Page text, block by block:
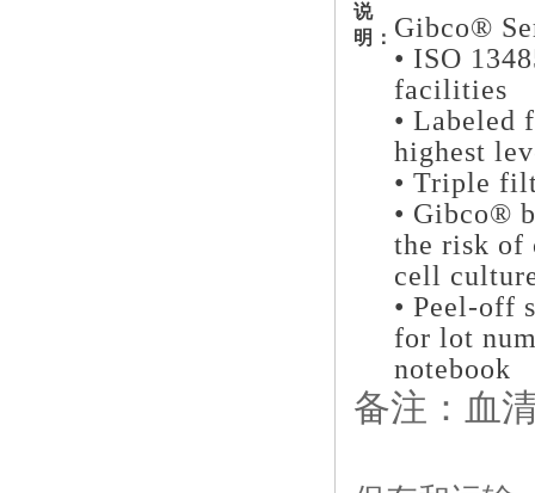
说
明： Gibco®
• ISO
facilities
• Labeled
highest
• Triple
• Gibco®
the risk of
cell
• Peel-off
for lot
notebook
备注：血